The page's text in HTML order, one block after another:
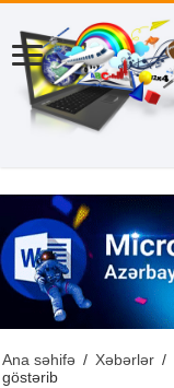
Ana səhifə / Xəbərlər /
göstərib